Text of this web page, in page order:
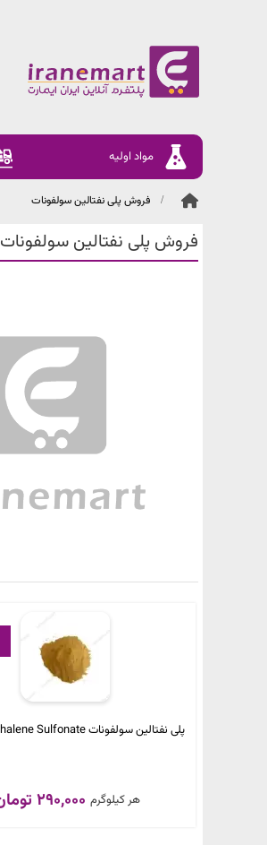
مواد اولیه
فروش پلی نفتالین سولفونات
فروش پلی نفتالین سولفونات
پلی نفتالین سولفونات Poly Naphthalene Sulfonate
290,000 تومان هر کیلوگرم